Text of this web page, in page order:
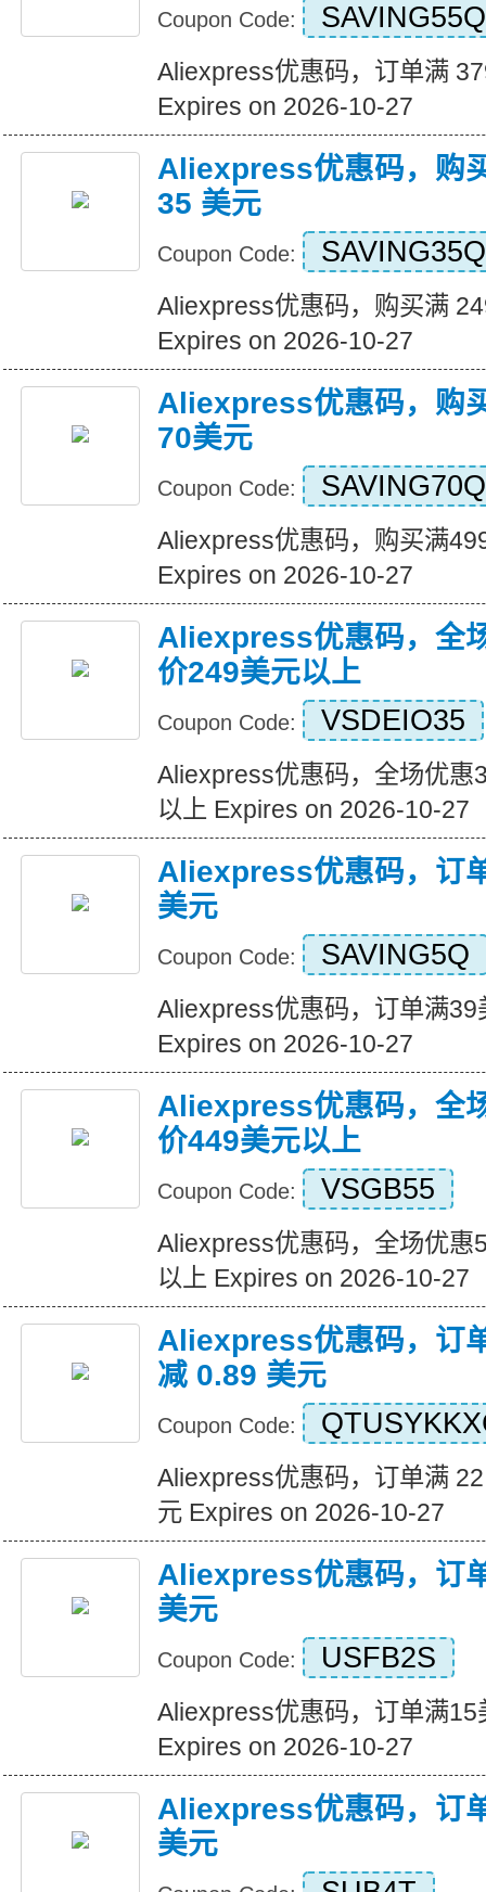
Coupon Code: SAVING55Q
Aliexpress优惠码，订单满
Expires on 2026-10-27
Aliexpress优惠码，购
35 美元
Coupon Code: SAVING35Q
Aliexpress优惠码，购买满
Expires on 2026-10-27
Aliexpress优惠码，购
70美元
Coupon Code: SAVING70Q
Aliexpress优惠码，购买满
Expires on 2026-10-27
Aliexpress优惠码，全
价249美元以上
Coupon Code: VSDEIO35
Aliexpress优惠码，全场优惠
以上 Expires on 2026-10-27
Aliexpress优惠码，订
美元
Coupon Code: SAVING5Q
Aliexpress优惠码，订单满39
Expires on 2026-10-27
Aliexpress优惠码，全
价449美元以上
Coupon Code: VSGB55
Aliexpress优惠码，全场优惠
以上 Expires on 2026-10-27
Aliexpress优惠码，订
减 0.89 美元
Coupon Code:
Aliexpress优惠码，订单满
元 Expires on 2026-10-27
Aliexpress优惠码，订
美元
Coupon Code: USFB2S
Aliexpress优惠码，订单满15
Expires on 2026-10-27
Aliexpress优惠码，订
美元